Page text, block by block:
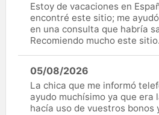
Estoy de vacaciones en
encontré este sitio; me
en una consulta que habría
Recomiendo mucho este sitio.
05/08/2026
La chica que me informó
ayudo muchísimo ya que era
hacía uso de vuestros bonos